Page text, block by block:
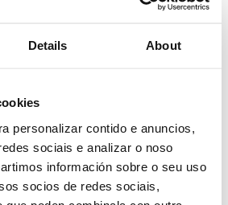
Details About
personalizar contido e anuncios,
sociais e analizar o noso
información sobre o seu uso
socios de redes sociais,
Municipal
Concejalas